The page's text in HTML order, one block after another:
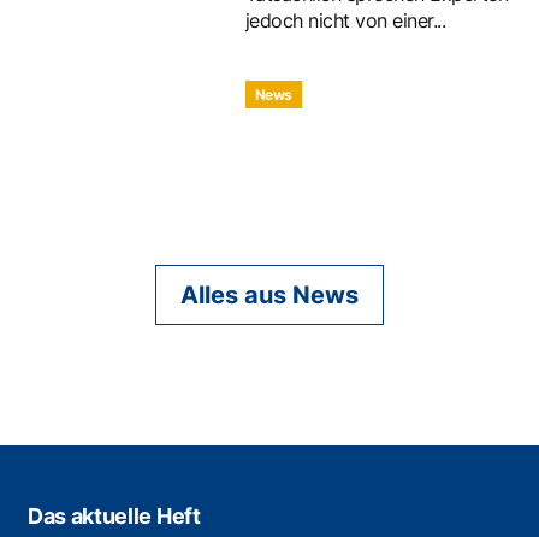
jedoch nicht von einer...
News
Alles aus News
Das aktuelle Heft